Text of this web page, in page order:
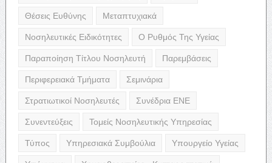
Θέσεις Ευθύνης Μεταπτυχιακά
Νοσηλευτικές Ειδικότητες Ο Ρυθμός Της Υγείας
Παραποίηση Τίτλου Νοσηλευτή Παρεμβάσεις
Περιφερειακά Τμήματα Σεμινάρια
Στρατιωτικοί Νοσηλευτές Συνέδρια ΕΝΕ
Συνεντεύξεις Τομείς Νοσηλευτικής Υπηρεσίας
Τύπος Υπηρεσιακά Συμβούλια Υπουργείο Υγείας